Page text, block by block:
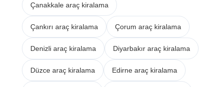
Çanakkale araç kiralama
Çankırı araç kiralama Çorum araç kiralama
Denizli araç kiralama Diyarbakır araç kiralama
Düzce araç kiralama Edirne araç kiralama